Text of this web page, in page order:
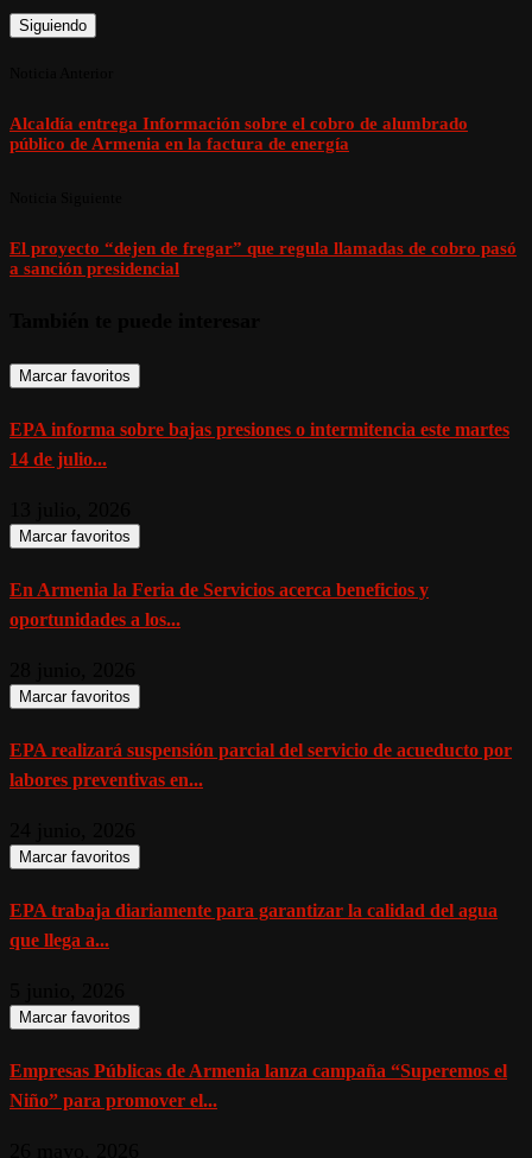
Siguiendo
Alcaldía entrega Información sobre el cobro de alumbrado
público de Armenia en la factura de energía
El proyecto “dejen de fregar” que regula llamadas de cobro pasó
a sanción presidencial
Marcar favoritos
EPA informa sobre bajas presiones o intermitencia este martes
14 de julio...
Marcar favoritos
En Armenia la Feria de Servicios acerca beneficios y
oportunidades a los...
Marcar favoritos
EPA realizará suspensión parcial del servicio de acueducto por
labores preventivas en...
Marcar favoritos
EPA trabaja diariamente para garantizar la calidad del agua
que llega a...
Marcar favoritos
Empresas Públicas de Armenia lanza campaña “Superemos el
Niño” para promover el...